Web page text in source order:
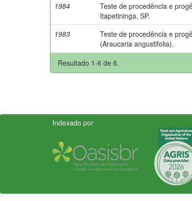
1984
Teste de procedência e
Itapetininga, SP.
1983
Teste de procedência e
(Araucaria angustifolia).
Resultado 1-6 de 6.
Indexado por